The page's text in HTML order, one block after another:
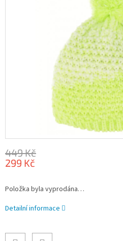
449 Kč
299 Kč
cena:
Položka byla vyprodána…
Detailní informace